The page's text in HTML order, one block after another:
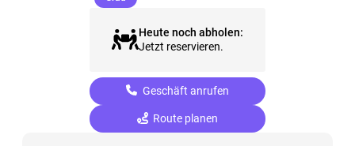
Heute noch abholen:
Jetzt reservieren.
Geschäft anrufen
Route planen